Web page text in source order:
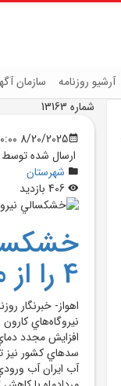
آرشیو روزنامه سازمان
شماره 13163
8/20/2025 12:00:00 AM
ارسال شده توسط
شهرستان
4 را از مدار خارج کرد
اهواز- خبرنگار
افزايش مجدد
سدهاي کشور نيز